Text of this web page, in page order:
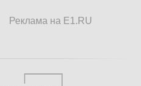
Реклама на E1.RU